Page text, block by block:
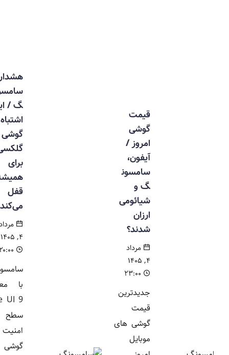
قیمت
گوشی
امروز /
آیفون،
سامسون
گ و
شیائومی
ارزان
شدند؟
مرداد
جدیدترین
قیمت
گوشی های
موبایل
هشدار
سامسون
گ / این
اشتباه
گوشی
گلکسی را
همیشه
می‌کند
مرداد
سامسونگ
با معرفی
One UI 9
سطح
امنیت
گوشی های